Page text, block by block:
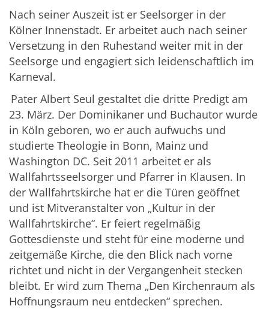
Nach seiner Auszeit ist er Seelsorger in der
Kölner Innenstadt. Er arbeitet auch nach seiner
Versetzung in den Ruhestand weiter mit in der
Seelsorge und engagiert sich leidenschaftlich im
Karneval.
Pater Albert Seul gestaltet die dritte Predigt am
23. März. Der Dominikaner und Buchautor wurde
in Köln geboren, wo er auch aufwuchs und
studierte Theologie in Bonn, Mainz und
Washington DC. Seit 2011 arbeitet er als
Wallfahrtsseelsorger und Pfarrer in Klausen. In
der Wallfahrtskirche hat er die Türen geöffnet
und ist Mitveranstalter von „Kultur in der
Wallfahrtskirche“. Er feiert regelmäßig
Gottesdienste und steht für eine moderne und
zeitgemäße Kirche, die den Blick nach vorne
richtet und nicht in der Vergangenheit stecken
bleibt. Er wird zum Thema „Den Kirchenraum als
Hoffnungsraum neu entdecken“ sprechen.